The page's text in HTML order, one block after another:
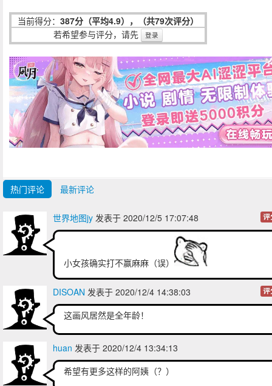
当前得分： 387分（平均4.9），（共79次评分）
若希望参与评分，请先
登录
热门评论 最新评论
世界地图jy 发表于 2020/12/5 17:07:48 评
小女孩确实打不赢麻麻（误）
DISOAN 发表于 2020/12/4 14:38:03 评
这画风居然是全年龄！
huan 发表于 2020/12/4 13:34:13
希望有更多这样的阿姨（？）